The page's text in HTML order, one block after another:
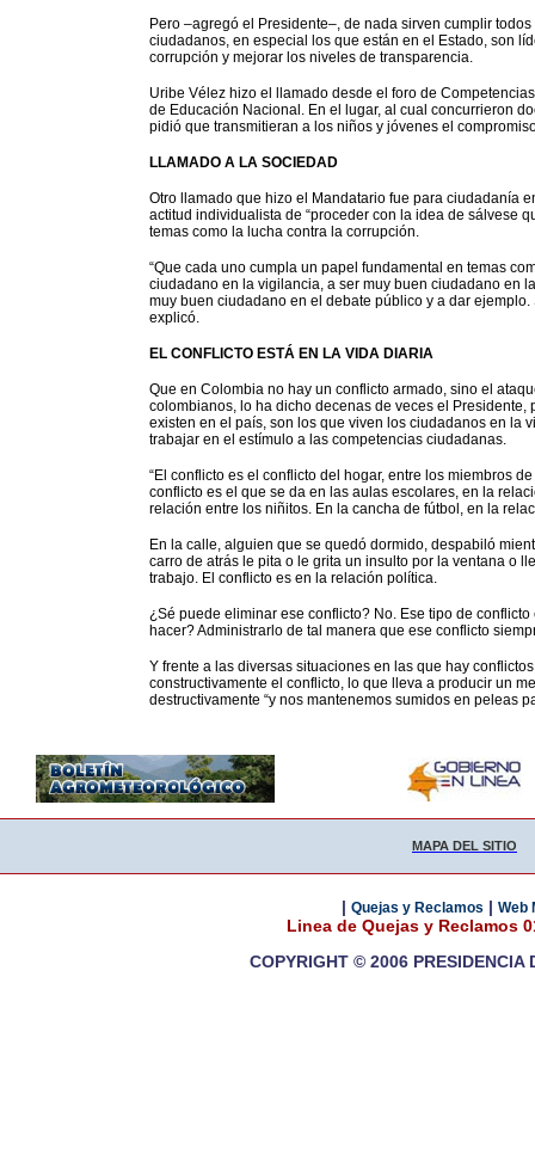
Pero –agregó el Presidente–, de nada sirven cumplir
ciudadanos, en especial los que están en el Estado, son
corrupción y mejorar los niveles de transparencia.
Uribe Vélez hizo el llamado desde el foro de
de Educación Nacional. En el lugar, al cual concurrieron
pidió que transmitieran a los niños y jóvenes el
LLAMADO A LA SOCIEDAD
Otro llamado que hizo el Mandatario fue para ciudadanía
actitud individualista de “proceder con la idea de sálvese
temas como la lucha contra la corrupción.
“Que cada uno cumpla un papel fundamental en temas
ciudadano en la vigilancia, a ser muy buen ciudadano en
muy buen ciudadano en el debate público y a dar
explicó.
EL CONFLICTO ESTÁ EN LA VIDA DIARIA
Que en Colombia no hay un conflicto armado, sino el
colombianos, lo ha dicho decenas de veces el
existen en el país, son los que viven los ciudadanos en la
trabajar en el estímulo a las competencias ciudadanas.
“El conflicto es el conflicto del hogar, entre los miembros
conflicto es el que se da en las aulas escolares, en la
relación entre los niñitos. En la cancha de fútbol, en la
En la calle, alguien que se quedó dormido, despabiló
carro de atrás le pita o le grita un insulto por la ventana o
trabajo. El conflicto es en la relación política.
¿Sé puede eliminar ese conflicto? No. Ese tipo de
hacer? Administrarlo de tal manera que ese conflicto
Y frente a las diversas situaciones en las que hay
constructivamente el conflicto, lo que lleva a producir un
destructivamente “y nos mantenemos sumidos en peleas
MAPA DEL SITIO
| Quejas y Reclamos | Web
Linea de Quejas y Reclamos
COPYRIGHT © 2006 PRESIDENCIA